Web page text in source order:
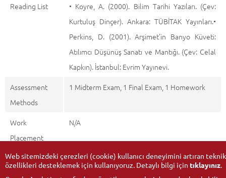
Reading List
• Koyre, A. (2000). Bilim Tarihi Yazıları. (Çev:
Kurtuluş Dinçer). Ankara: TÜBİTAK Yayınları.•
Perkins, D. (2001). Arşimet’in Banyo Küveti:
Atılımcı Düşünüş Sanatı ve Mantığı. (Çev: Celal
Kapkın). İstanbul: Evrim Yayınevi.
Assessment
Methods
1 Midterm Exam, 1 Final Exam, 1 Homework
Work
Placement
N/A
Web sitemizdeki çerezleri (cookie) kullanıcı deneyimini artıran teknik
özellikleri desteklemek için kullanıyoruz. Detaylı bilgi için tıklayınız.